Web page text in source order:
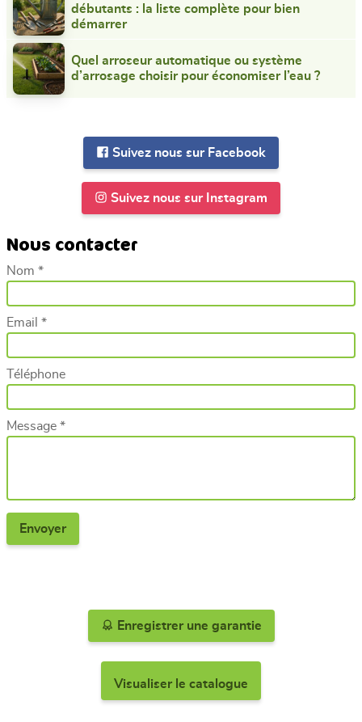
débutants : la liste complète pour bien
démarrer
Quel arroseur automatique ou système
d’arrosage choisir pour économiser l’eau ?
Suivez nous sur Facebook
Suivez nous sur Instagram
Nous contacter
Nom *
Email *
Téléphone
Message *
Enregistrer une garantie
Visualiser le catalogue